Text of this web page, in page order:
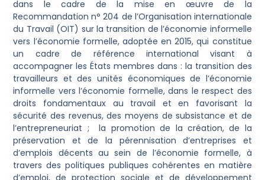
dans le cadre de la mise en œuvre de la
Recommandation n° 204 de l’Organisation internationale
du Travail (OIT) sur la transition de l’économie informelle
vers l’économie formelle, adoptée en 2015, qui constitue
un cadre de référence international visant à
accompagner les États membres dans : la transition des
travailleurs et des unités économiques de l’économie
informelle vers l’économie formelle, dans le respect des
droits fondamentaux au travail et en favorisant la
sécurité des revenus, des moyens de subsistance et de
l’entrepreneuriat ; la promotion de la création, de la
préservation et de la pérennisation d’entreprises et
d’emplois décents au sein de l’économie formelle, à
travers des politiques publiques cohérentes en matière